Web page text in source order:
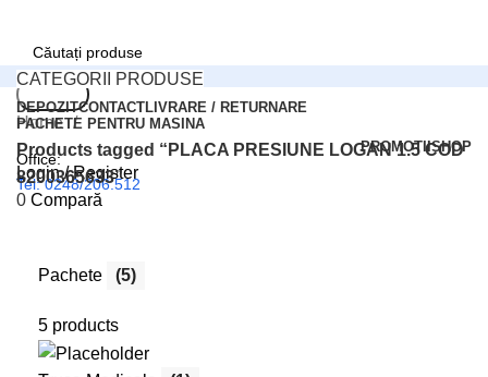
Office:
Tel: 0248/206.512
Tel: 0727.226.926
Login / Register
CATEGORII PRODUSE
DEPOZITCONTACTLIVRARE / RETURNARE
PACHETE PENTRU MASINA
PROMOTIISHOP
Login / Register
0 Compară
Search
Home
Products tagged “PLACA PRESIUNE LOGAN 1.5 COD
8200365633”
Pachete (5)
5 products